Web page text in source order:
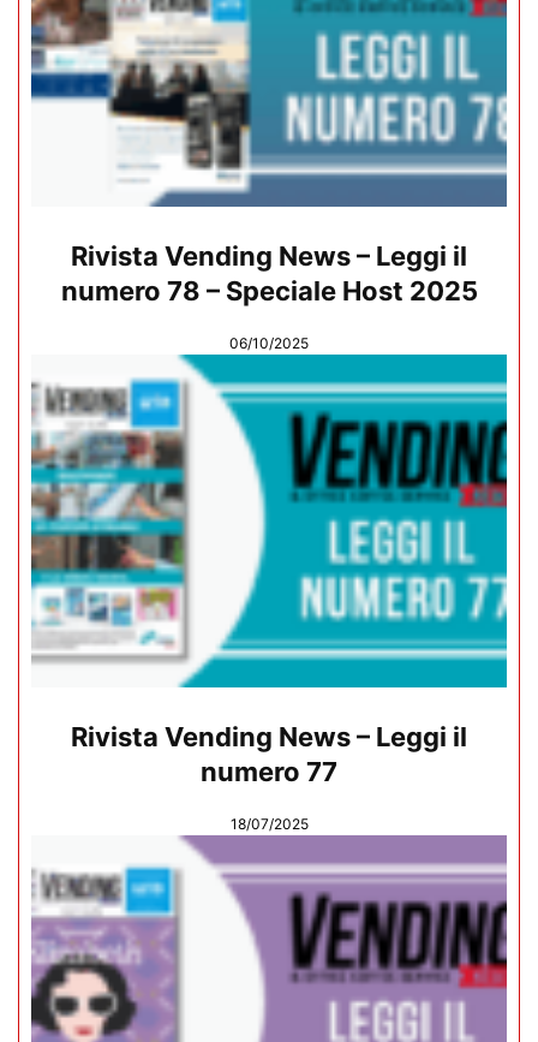
Rivista Vending News – Leggi il
numero 78 – Speciale Host 2025
06/10/2025
Rivista Vending News – Leggi il
numero 77
18/07/2025